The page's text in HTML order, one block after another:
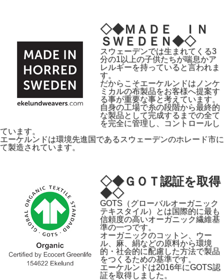
◇◆ＭＡＤＥ ＩＮ
ＳＷＥＤＥＮ◆◇
スウェーデンでは生まれてくる3
分の1以上の子供たちが喘息かア
レルギーを持っていると言われま
す。
だからこそエーケルンドはノンケ
ミカルの布製品をお客様へ提案す
る事が重要な事と考えています。
自身の工場で糸の段階から最終的
な製品として完成するまでの全て
を完全に管理し、コントロールし
ています。
エーケルンドは環境先進国であるスウェーデンのホレード市に
て製造されています。
◇◆ＧＯＴ認証を取得
◆◇
GOTS（グローバルオーガニック
テキスタイル）とは国際的に最も
信頼度の高いオーガニック繊維基
準の一つです。
オーガニックのコットン、ウー
ル、麻、絹などの原料から環境
的・社会的に配慮した方法で製品
をつくるための基準です。
エーケルンドは2016年にGOTS認
証を取得しました。